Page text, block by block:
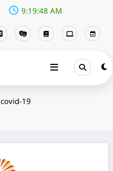
9:19:48 AM
covid-19